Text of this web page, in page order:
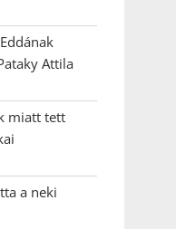
Attila
miatt tett
a neki